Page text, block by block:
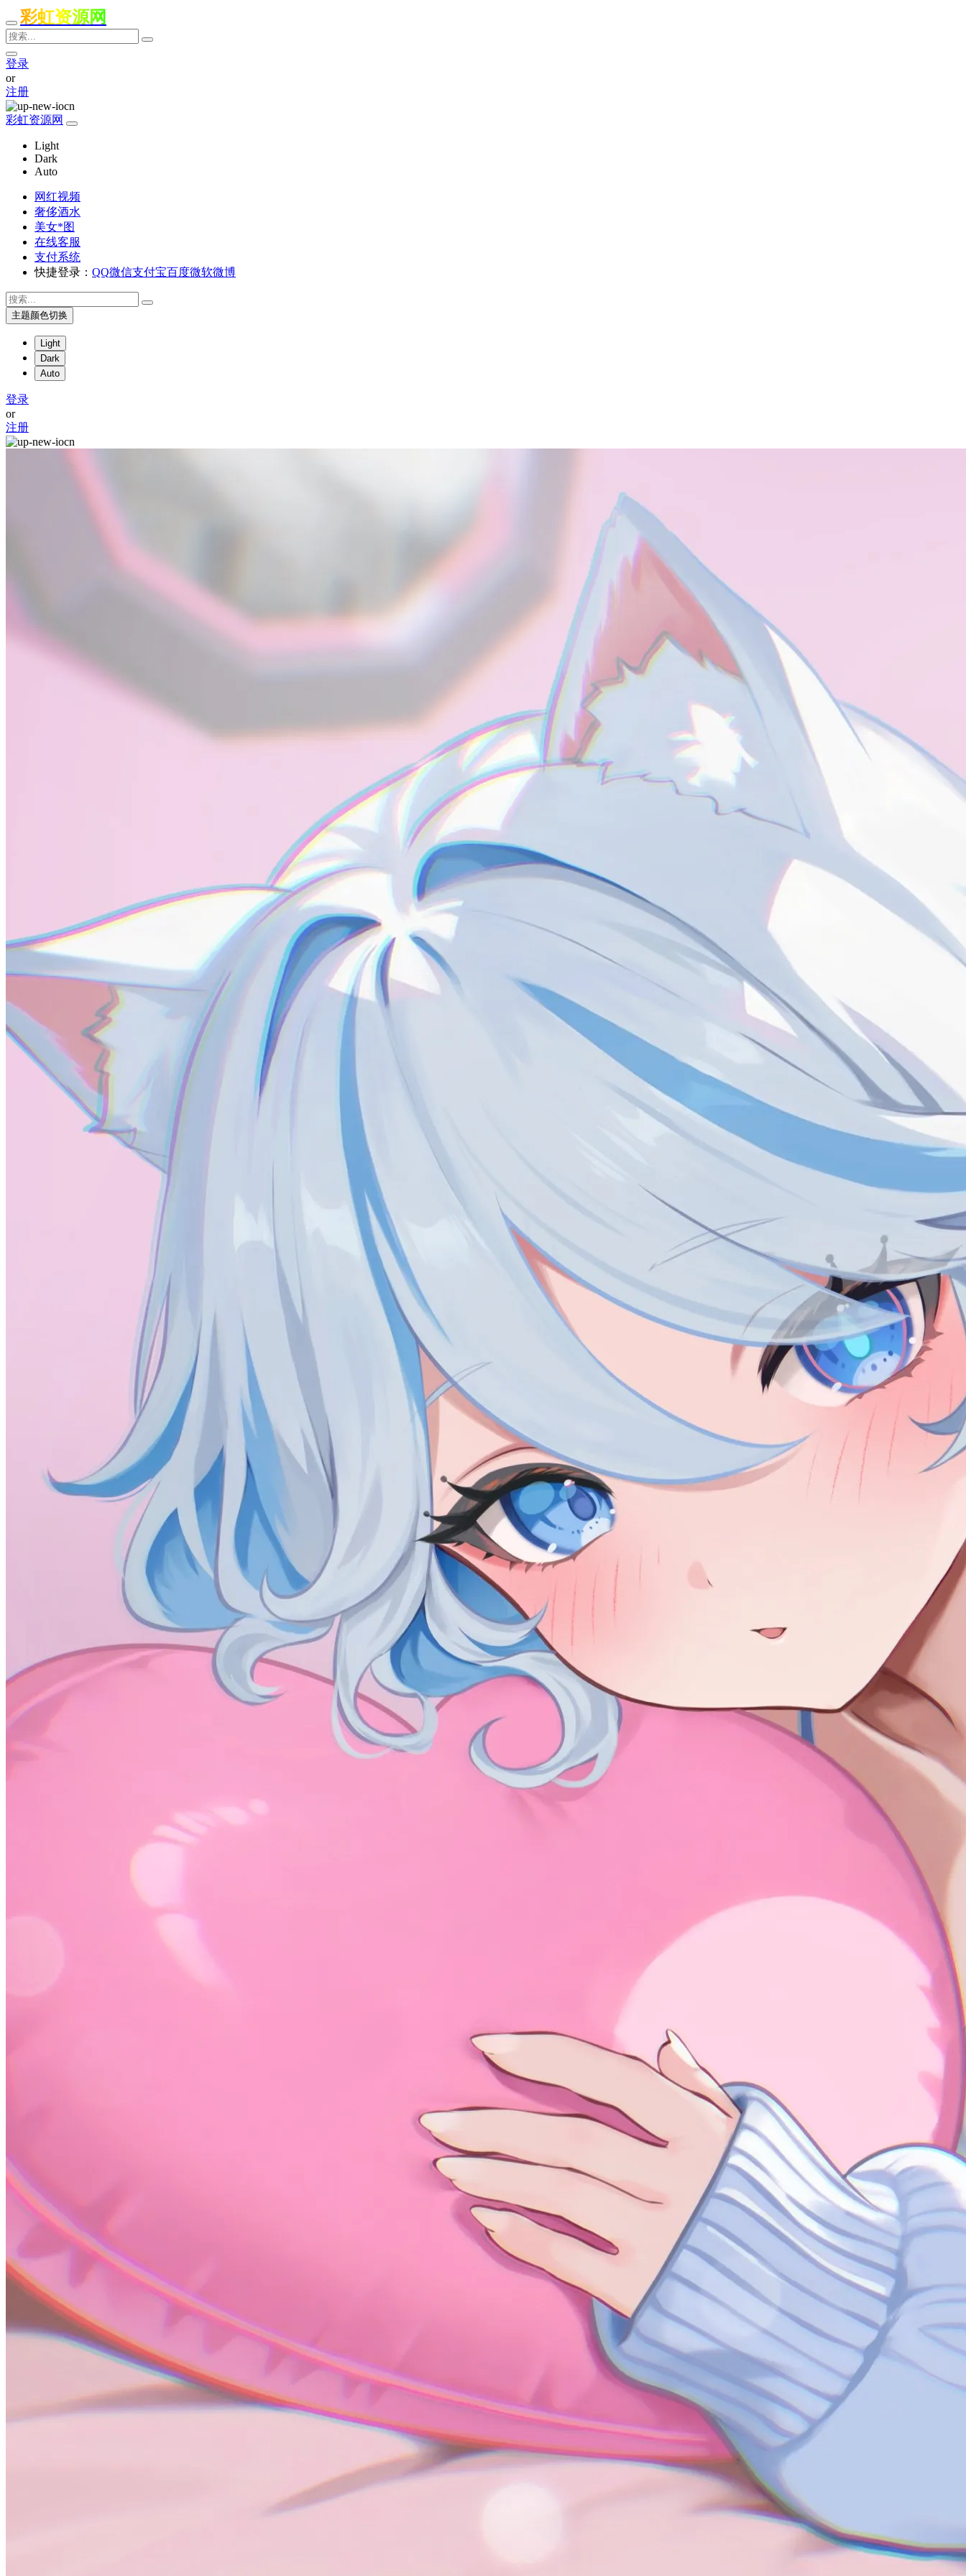
彩虹资源网
登录
or
注册
彩虹资源网
Light
Dark
Auto
网红视频
奢侈酒水
美女*图
在线客服
支付系统
快捷登录： QQ微信支付宝百度微软微博
主题颜色切换
Light
Dark
Auto
登录
or
注册